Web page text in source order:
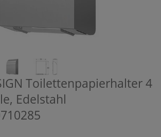
Toilettenpapierhalter 4
Edelstahl